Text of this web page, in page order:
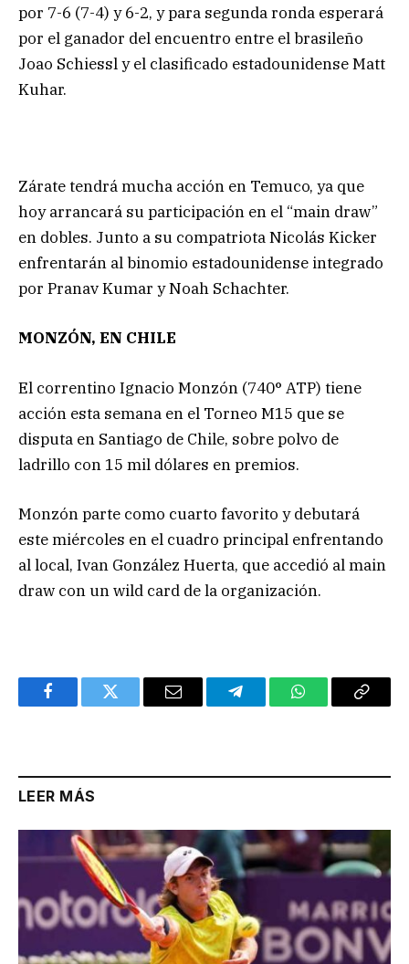
por 7-6 (7-4) y 6-2, y para segunda ronda esperará
por el ganador del encuentro entre el brasileño
Joao Schiessl y el clasificado estadounidense Matt
Kuhar.
Zárate tendrá mucha acción en Temuco, ya que
hoy arrancará su participación en el “main draw”
en dobles. Junto a su compatriota Nicolás Kicker
enfrentarán al binomio estadounidense integrado
por Pranav Kumar y Noah Schachter.
MONZÓN, EN CHILE
El correntino Ignacio Monzón (740° ATP) tiene
acción esta semana en el Torneo M15 que se
disputa en Santiago de Chile, sobre polvo de
ladrillo con 15 mil dólares en premios.
Monzón parte como cuarto favorito y debutará
este miércoles en el cuadro principal enfrentando
al local, Ivan González Huerta, que accedió al main
draw con un wild card de la organización.
FacebookTwitter Email TelegramWhatsAppCopy
LEER MÁS